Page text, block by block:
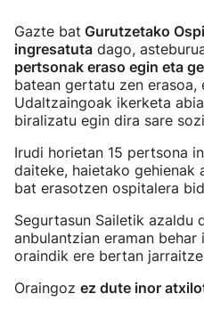
Gazte bat Gurutzetako
ingresatuta dago,
pertsonak eraso egin eta
batean gertatu zen
Udaltzaingoak ikerketa
biralizatu egin dira sare
Irudi horietan 15 pertsona
daiteke, haietako gehienak
bat erasotzen ospitalera
Segurtasun Sailetik azaldu
anbulantzian eraman
oraindik ere bertan
Oraingoz ez dute inor